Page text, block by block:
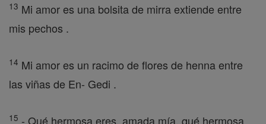
13 Mi amor es una bolsita de mirra extiende entre
mis pechos .
14 Mi amor es un racimo de flores de henna entre
las viñas de En- Gedi .
15 - Qué hermosa eres, amada mía, qué hermosa